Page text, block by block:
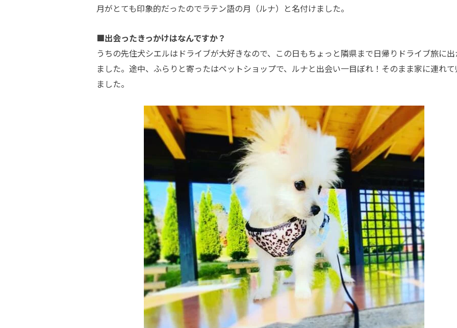
月がとても印象的だったのでラテン語の月（ルナ）と名付けました。
■出会ったきっかけはなんですか？
うちの先住犬シエルはドライブが大好きなので、この日もちょっと隣県まで日帰りドライブ旅に
ました。途中、ふらりと寄ったはペットショップで、ルナと出会い一目ぼれ！そのまま家に連れ
ました。